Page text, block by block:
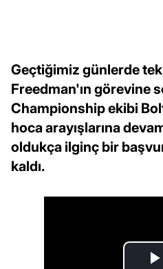
Geçtiğimiz günlerde
Freedman'ın görevine
Championship ekibi
hoca arayışlarına
oldukça ilginç bir
kaldı.